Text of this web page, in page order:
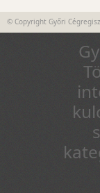
© Copyright Győri